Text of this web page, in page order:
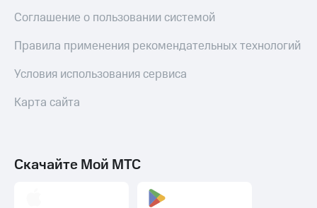
Соглашение о пользовании системой
Правила применения рекомендательных технологий
Условия использования сервиса
Карта сайта
Скачайте Мой МТС